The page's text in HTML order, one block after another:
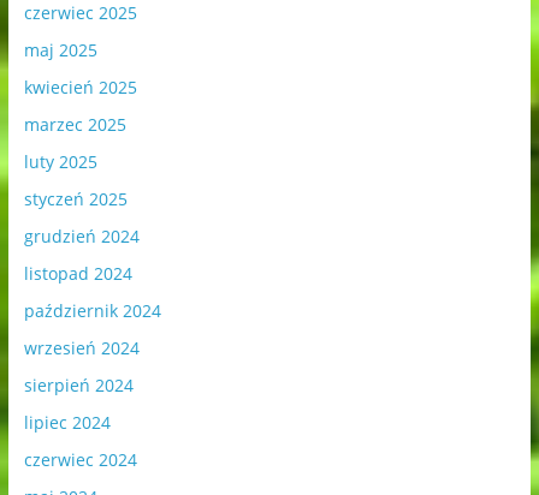
czerwiec 2025
maj 2025
kwiecień 2025
marzec 2025
luty 2025
styczeń 2025
grudzień 2024
listopad 2024
październik 2024
wrzesień 2024
sierpień 2024
lipiec 2024
czerwiec 2024